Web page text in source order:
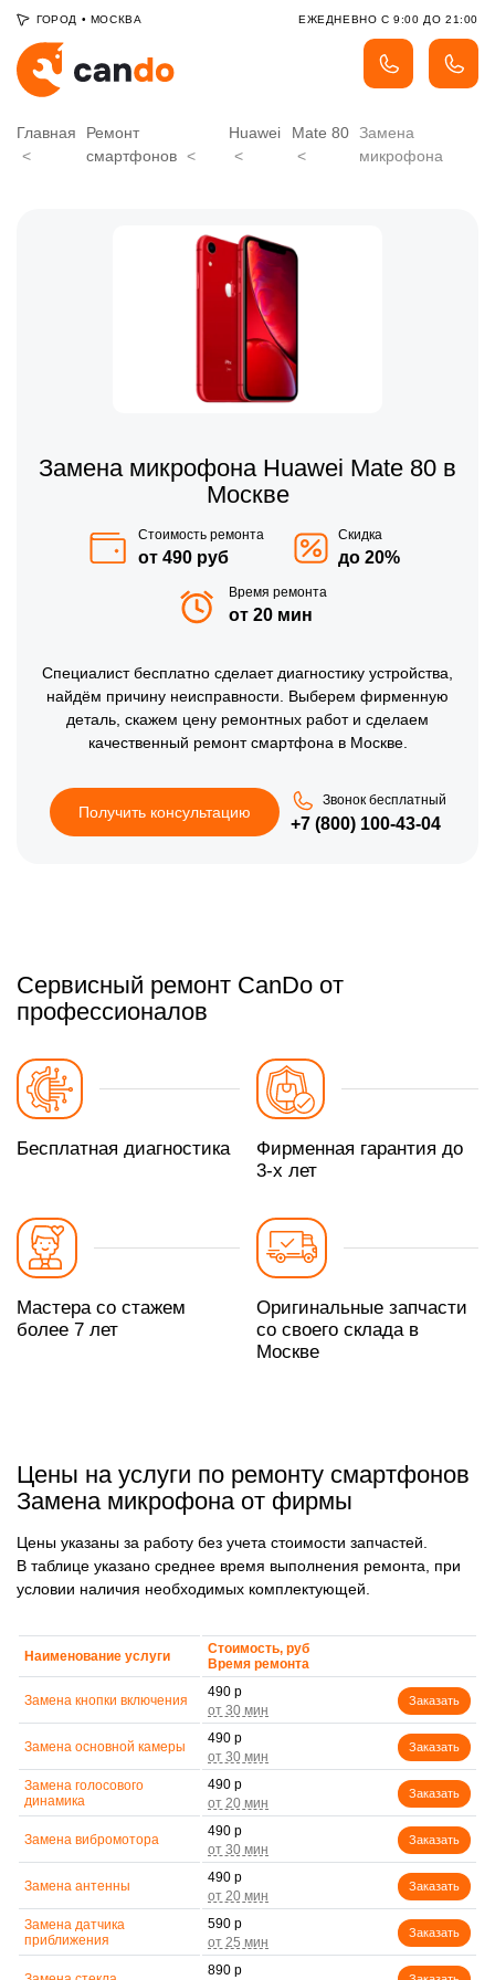
ГОРОД • МОСКВА ЕЖЕДНЕВНО С 9:00 ДО 21:00
Главная
Ремонт
смартфонов
Huawei Mate 80 Замена
микрофона
Замена микрофона Huawei Mate 80 в
Москве
Стоимость ремонта
от 490 руб
Скидка
до 20%
Время ремонта
от 20 мин
Специалист бесплатно сделает диагностику устройства,
найдём причину неисправности. Выберем фирменную
деталь, скажем цену ремонтных работ и сделаем
качественный ремонт смартфона в Москве.
Получить консультацию
Звонок бесплатный
+7 (800) 100-43-04
Сервисный ремонт CanDo от
профессионалов
Бесплатная диагностика
Фирменная гарантия до
3-х лет
Мастера со стажем
более 7 лет
Оригинальные запчасти
со своего склада в
Москве
Цены на услуги по ремонту смартфонов
Замена микрофона от фирмы
Цены указаны за работу без учета стоимости запчастей.
В таблице указано среднее время выполнения ремонта, при
условии наличия необходимых комплектующей.
Наименование услуги
Стоимость, руб
Время ремонта
Замена кнопки включения
490 р
Заказать
Замена основной камеры
490 р
Заказать
Замена голосового
динамика
490 р
Заказать
Замена вибромотора
490 р
Заказать
Замена антенны
490 р
Заказать
Замена датчика
приближения
590 р
Заказать
890 р